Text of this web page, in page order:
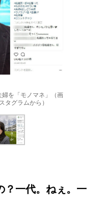
を「モノマネ」（画
タグラムから）
？一代。ねぇ。一